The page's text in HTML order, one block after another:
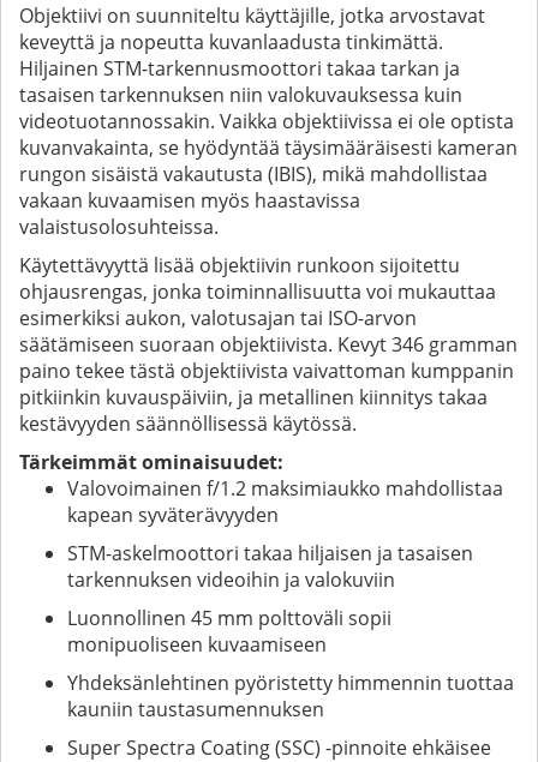
Objektiivi on suunniteltu käyttäjille, jotka arvostavat
keveyttä ja nopeutta kuvanlaadusta tinkimättä.
Hiljainen STM-tarkennusmoottori takaa tarkan ja
tasaisen tarkennuksen niin valokuvauksessa kuin
videotuotannossakin. Vaikka objektiivissa ei ole optista
kuvanvakainta, se hyödyntää täysimääräisesti kameran
rungon sisäistä vakautusta (IBIS), mikä mahdollistaa
vakaan kuvaamisen myös haastavissa
valaistusolosuhteissa.
Käytettävyyttä lisää objektiivin runkoon sijoitettu
ohjausrengas, jonka toiminnallisuutta voi mukauttaa
esimerkiksi aukon, valotusajan tai ISO-arvon
säätämiseen suoraan objektiivista. Kevyt 346 gramman
paino tekee tästä objektiivista vaivattoman kumppanin
pitkiinkin kuvauspäiviin, ja metallinen kiinnitys takaa
kestävyyden säännöllisessä käytössä.
Tärkeimmät ominaisuudet:
Valovoimainen f/1.2 maksimiaukko mahdollistaa
kapean syväterävyyden
STM-askelmoottori takaa hiljaisen ja tasaisen
tarkennuksen videoihin ja valokuviin
Luonnollinen 45 mm polttoväli sopii
monipuoliseen kuvaamiseen
Yhdeksänlehtinen pyöristetty himmennin tuottaa
kauniin taustasumennuksen
Super Spectra Coating (SSC) -pinnoite ehkäisee